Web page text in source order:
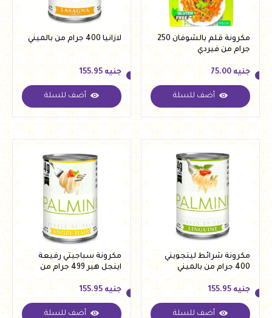
مكرونة قلم بالشوفان 250
جرام من فيردي
جنيه
جنيه 75.00
أضف للسلة
لازانيا 400 جرام من بالميني
جنيه
جنيه 155.95
أضف للسلة
مكرونة شرائط لينجويني
400 جرام من بالميني
جنيه 155.95
أضف للسلة
مكرونة سباجيتي رفيعة
اينجل هير 499 جرام من
بالميني
جنيه 155.95
أضف للسلة